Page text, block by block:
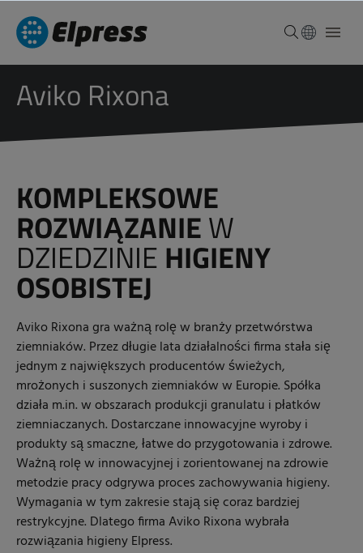
Aviko Rixona
KOMPLEKSOWE
ROZWIĄZANIEW
DZIEDZINIE HIGIENY
OSOBISTEJ
Aviko Rixona gra ważną rolę w branży przetwórstwa
ziemniaków. Przez długie lata działalności firma stała się
jednym z największych producentów świeżych,
mrożonych i suszonych ziemniaków w Europie. Spółka
działa m.in. w obszarach produkcji granulatu i płatków
ziemniaczanych. Dostarczane innowacyjne wyroby i
produkty są smaczne, łatwe do przygotowania i zdrowe.
Ważną rolę w innowacyjnej i zorientowanej na zdrowie
metodzie pracy odgrywa proces zachowywania higieny.
Wymagania w tym zakresie stają się coraz bardziej
restrykcyjne. Dlatego firma Aviko Rixona wybrała
rozwiązania higieny Elpress.